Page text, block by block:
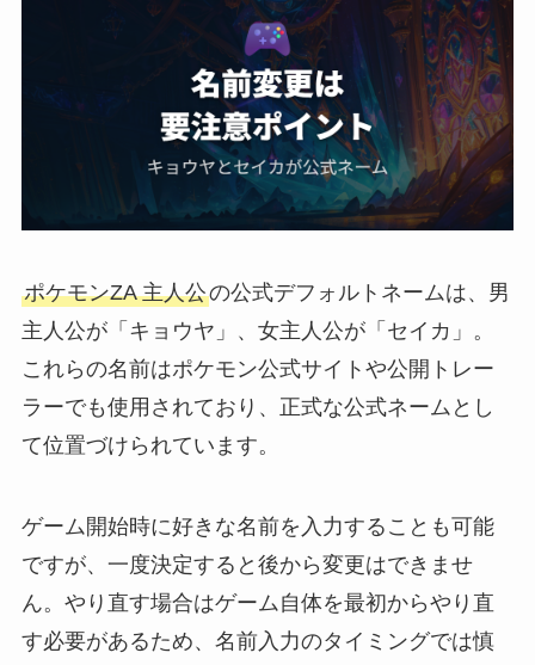
ポケモンZA 主人公の公式デフォルトネームは、男
主人公が「キョウヤ」、女主人公が「セイカ」。
これらの名前はポケモン公式サイトや公開トレー
ラーでも使用されており、正式な公式ネームとし
て位置づけられています。
ゲーム開始時に好きな名前を入力することも可能
ですが、一度決定すると後から変更はできませ
ん。やり直す場合はゲーム自体を最初からやり直
す必要があるため、名前入力のタイミングでは慎